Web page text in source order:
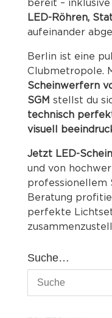
bereit – inklusive
LED-Röhren,
aufeinander
Berlin ist eine
Clubmetropole.
Scheinwerfern
SGM stellst du
technisch
visuell
Jetzt LED-
und von
professionellem
Beratung
perfekte
Suche…